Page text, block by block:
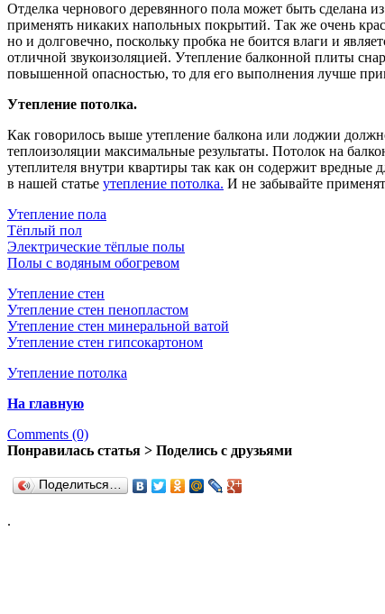
Отделка чернового деревянного пола может быть сделана
применять никаких напольных покрытий. Так же очень
но и долговечно, поскольку пробка не боится влаги и
отличной звукоизоляцией. Утепление балконной плиты
повышенной опасностью, то для его выполнения лучше
Утепление потолка.
Как говорилось выше утепление балкона или лоджии
теплоизоляции максимальные результаты. Потолок на
утеплителя внутри квартиры так как он содержит вредные
в нашей статье утепление потолка. И не забывайте
Утепление пола
Тёплый пол
Электрические тёплые полы
Полы с водяным обогревом
Утепление стен
Утепление стен пенопластом
Утепление стен минеральной ватой
Утепление стен гипсокартоном
Утепление потолка
На главную
Comments (0)
Понравилась статья > Поделись с друзьями
Поделиться…
.